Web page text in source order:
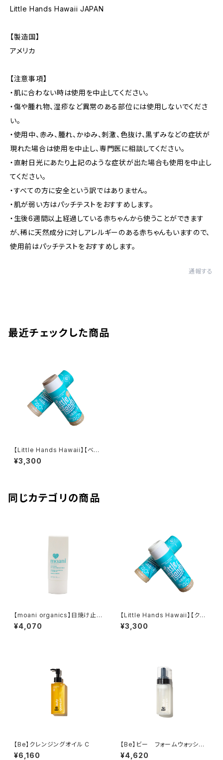
Little Hands Hawaii JAPAN
【製造国】
アメリカ
【注意事項】
・肌に合わない時は使用を中止してください。
・傷や腫れ物、湿疹など異常のある部位には使用しないでくださ
い。
・使用中、赤み、腫れ、かゆみ、刺激、色抜け、黒ずみなどの症状が
現れた場合は使用を中止し、専門医に相談してください。
・直射日光にあたり上記のような症状が出た場合も使用を中止し
てください。
・すべての方に安全という訳ではありません。
・肌が弱い方はパッチテストをおすすめします。
・生後6週間以上経過している赤ちゃんから使うことができます
が、稀に天然成分に対しアレルギーのある赤ちゃんもいますので、
使用前はパッチテストをおすすめします。
通報する
最近チェックした商品
【Little Hands Hawaii】【ベー
ジュ】Little Hands Hawaii ス
ティックタイプ 27g
¥3,300
同じカテゴリの商品
【moani organics】日焼け止
め（バニラホワイト） 50g
¥4,070
【Little Hands Hawaii】【クリ
ア】Little Hands Hawaii ステ
ィックタイプ 27g
¥3,300
【Be】クレンジングオイル C
¥6,160
【Be】ビー フォームウォッシン
グC 150mL
¥4,620